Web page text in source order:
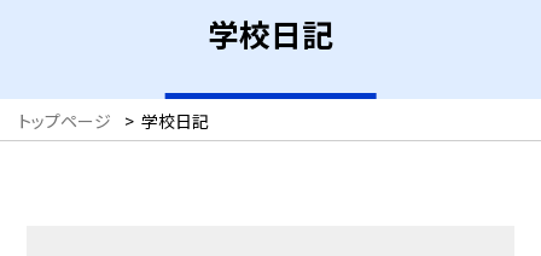
学校日記
トップページ > 学校日記